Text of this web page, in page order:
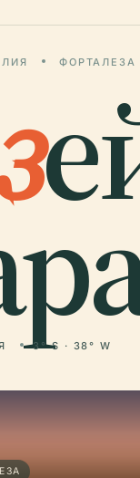
ФОРТАЛЕЗА
3° S · 38° W